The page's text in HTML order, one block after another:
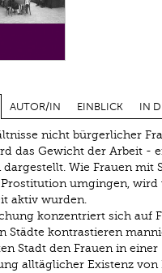
AUTOR/IN EINBLICK IN
nicht bürgerlicher
das Gewicht der Arbeit -
dargestellt. Wie Frauen
umgingen, wird
aktiv wurden.
konzentriert sich auf
Städte kontrastieren
Stadt den Frauen in
alltäglicher Existenz